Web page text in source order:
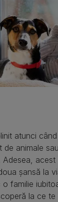
atunci
de animale
Adesea, acest
şansă la
familie
la ce